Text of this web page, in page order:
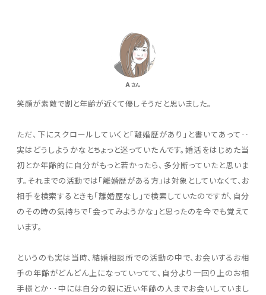
Aさん
笑顔が素敵で割と年齢が近くて優しそうだと思いました。
ただ、下にスクロールしていくと「離婚歴があり」と書いてあって‥
実はどうしようかなとちょっと迷っていたんです。婚活をはじめた当
初とか年齢的に自分がもっと若かったら、多分断っていたと思いま
す。それまでの活動では「離婚歴がある方」は対象としていなくて、お
相手を検索するときも「離婚歴なし」で検索していたのですが、自分
のその時の気持ちで「会ってみようかな」と思ったのを今でも覚えて
います。
というのも実は当時、結婚相談所での活動の中で、お会いするお相
手の年齢がどんどん上になっていってて、自分より一回り上のお相
手様とか･･中には自分の親に近い年齢の人までお会いしていまし